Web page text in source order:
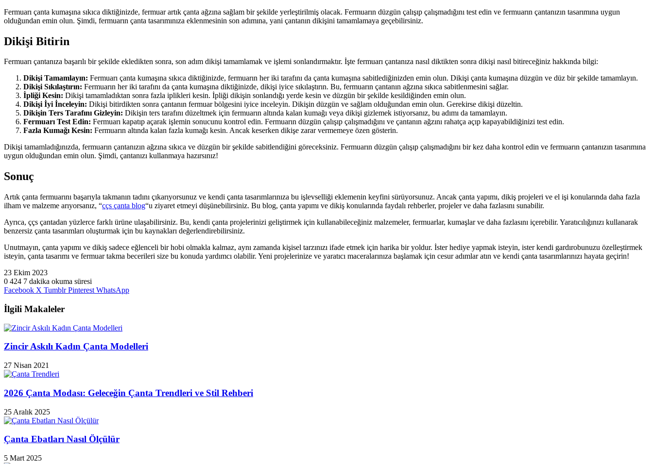
Fermuarı çanta kumaşına sıkıca diktiğinizde, fermuar artık çanta ağzına sağlam bir şekilde yerleştirilmiş olacak. Fermuarın düzgün çalışıp çalışmadığını test edin ve fermuarın çantanızın tasarımına uygun
olduğundan emin olun. Şimdi, fermuarın çanta tasarımınıza eklenmesinin son adımına, yani çantanın dikişini tamamlamaya geçebilirsiniz.
Dikişi Bitirin
Fermuarı çantanıza başarılı bir şekilde ekledikten sonra, son adım dikişi tamamlamak ve işlemi sonlandırmaktır. İşte fermuarı çantanıza nasıl diktikten sonra dikişi nasıl bitireceğiniz hakkında bilgi:
Dikişi Tamamlayın: Fermuarı çanta kumaşına sıkıca diktiğinizde, fermuarın her iki tarafını da çanta kumaşına sabitlediğinizden emin olun. Dikişi çanta kumaşına düzgün ve düz bir şekilde tamamlayın.
Dikişi Sıkılaştırın: Fermuarın her iki tarafını da çanta kumaşına diktiğinizde, dikişi iyice sıkılaştırın. Bu, fermuarın çantanın ağzına sıkıca sabitlenmesini sağlar.
İpliği Kesin: Dikişi tamamladıktan sonra fazla iplikleri kesin. İpliği dikişin sonlandığı yerde kesin ve düzgün bir şekilde kesildiğinden emin olun.
Dikişi İyi İnceleyin: Dikişi bitirdikten sonra çantanın fermuar bölgesini iyice inceleyin. Dikişin düzgün ve sağlam olduğundan emin olun. Gerekirse dikişi düzeltin.
Dikişin Ters Tarafını Gizleyin: Dikişin ters tarafını düzeltmek için fermuarın altında kalan kumağı veya dikişi gizlemek istiyorsanız, bu adımı da tamamlayın.
Fermuarı Test Edin: Fermuarı kapatıp açarak işlemin sonucunu kontrol edin. Fermuarın düzgün çalışıp çalışmadığını ve çantanın ağzını rahatça açıp kapayabildiğinizi test edin.
Fazla Kumağı Kesin: Fermuarın altında kalan fazla kumağı kesin. Ancak keserken dikişe zarar vermemeye özen gösterin.
Dikişi tamamladığınızda, fermuarın çantanızın ağzına sıkıca ve düzgün bir şekilde sabitlendiğini göreceksiniz. Fermuarın düzgün çalışıp çalışmadığını bir kez daha kontrol edin ve fermuarın çantanızın tasarımına
uygun olduğundan emin olun. Şimdi, çantanızı kullanmaya hazırsınız!
Sonuç
Artık çanta fermuarını başarıyla takmanın tadını çıkarıyorsunuz ve kendi çanta tasarımlarınıza bu işlevselliği eklemenin keyfini sürüyorsunuz. Ancak çanta yapımı, dikiş projeleri ve el işi konularında daha fazla
ilham ve malzeme arıyorsanız, “ççs çanta blog“u ziyaret etmeyi düşünebilirsiniz. Bu blog, çanta yapımı ve dikiş konularında faydalı rehberler, projeler ve daha fazlasını sunabilir.
Ayrıca, ççs çantadan yüzlerce farklı ürüne ulaşabilirsiniz. Bu, kendi çanta projelerinizi geliştirmek için kullanabileceğiniz malzemeler, fermuarlar, kumaşlar ve daha fazlasını içerebilir. Yaratıcılığınızı kullanarak
benzersiz çanta tasarımları oluşturmak için bu kaynakları değerlendirebilirsiniz.
Unutmayın, çanta yapımı ve dikiş sadece eğlenceli bir hobi olmakla kalmaz, aynı zamanda kişisel tarzınızı ifade etmek için harika bir yoldur. İster hediye yapmak isteyin, ister kendi gardırobunuzu özelleştirmek
isteyin, çanta tasarımı ve fermuar takma becerileri size bu konuda yardımcı olabilir. Yeni projelerinize ve yaratıcı maceralarınıza başlamak için cesur adımlar atın ve kendi çanta tasarımlarınızı hayata geçirin!
23 Ekim 2023
0 424 7 dakika okuma süresi
Facebook X Tumblr Pinterest WhatsApp
İlgili Makaleler
Zincir Askılı Kadın Çanta Modelleri
27 Nisan 2021
2026 Çanta Modası: Geleceğin Çanta Trendleri ve Stil Rehberi
25 Aralık 2025
Çanta Ebatları Nasıl Ölçülür
5 Mart 2025